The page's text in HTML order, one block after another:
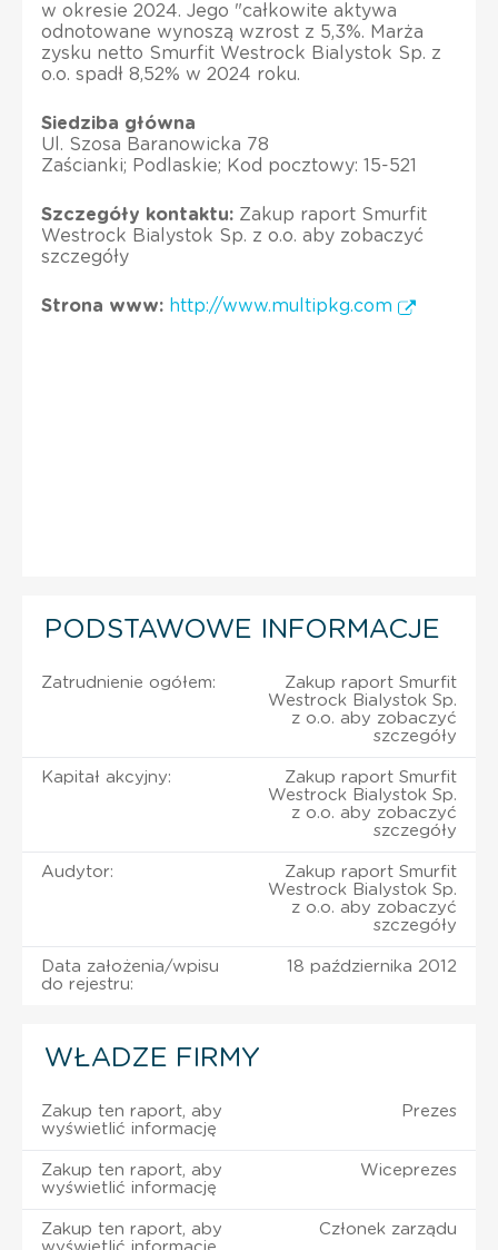
w okresie 2024. Jego "całkowite aktywa
odnotowane wynoszą wzrost z 5,3%. Marża
zysku netto Smurfit Westrock Bialystok Sp. z
o.o. spadł 8,52% w 2024 roku.
Siedziba główna
Ul. Szosa Baranowicka 78
Zaścianki; Podlaskie; Kod pocztowy: 15-521
Szczegóły kontaktu: Zakup raport Smurfit
Westrock Bialystok Sp. z o.o. aby zobaczyć
szczegóły
Strona www: http://www.multipkg.com
PODSTAWOWE INFORMACJE
Zatrudnienie ogółem:
Zakup raport Smurfit
Westrock Bialystok Sp.
z o.o. aby zobaczyć
szczegóły
Kapitał akcyjny:
Zakup raport Smurfit
Westrock Bialystok Sp.
z o.o. aby zobaczyć
szczegóły
Audytor:
Zakup raport Smurfit
Westrock Bialystok Sp.
z o.o. aby zobaczyć
szczegóły
Data założenia/wpisu
do rejestru:
18 października 2012
WŁADZE FIRMY
Zakup ten raport, aby
wyświetlić informację
Prezes
Zakup ten raport, aby
wyświetlić informację
Wiceprezes
Zakup ten raport, aby
Członek zarządu